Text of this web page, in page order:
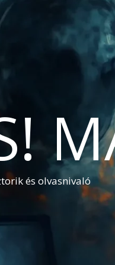
és olvasnivaló